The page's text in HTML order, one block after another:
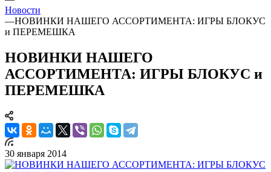
Новости
—НОВИНКИ НАШЕГО АССОРТИМЕНТА: ИГРЫ БЛОКУС
и ПЕРЕМЕШКА
НОВИНКИ НАШЕГО
АССОРТИМЕНТА: ИГРЫ БЛОКУС и
ПЕРЕМЕШКА
30 января 2014